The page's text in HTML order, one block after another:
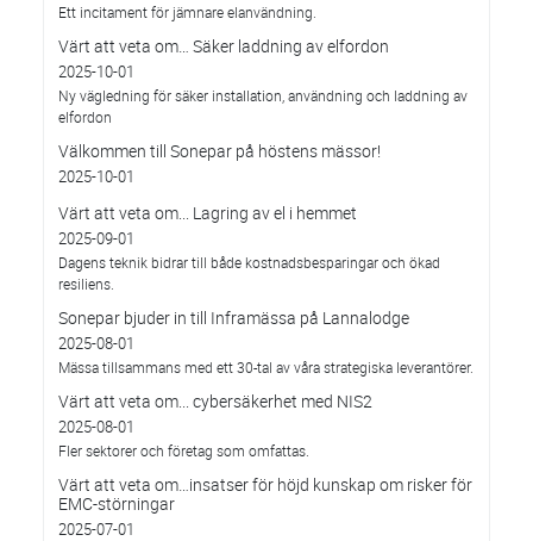
Ett incitament för jämnare elanvändning.
Värt att veta om… Säker laddning av elfordon
2025-10-01
Ny vägledning för säker installation, användning och laddning av
elfordon
Välkommen till Sonepar på höstens mässor!
2025-10-01
Värt att veta om... Lagring av el i hemmet
2025-09-01
Dagens teknik bidrar till både kostnadsbesparingar och ökad
resiliens.
Sonepar bjuder in till Inframässa på Lannalodge
2025-08-01
Mässa tillsammans med ett 30-tal av våra strategiska leverantörer.
Värt att veta om... cybersäkerhet med NIS2
2025-08-01
Fler sektorer och företag som omfattas.
Värt att veta om…insatser för höjd kunskap om risker för
EMC-störningar
2025-07-01